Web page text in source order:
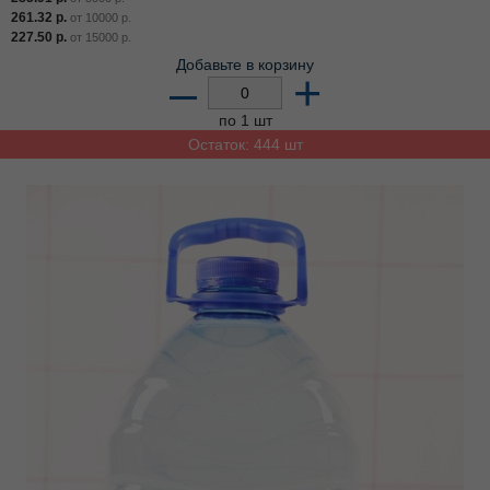
261.32 р. от 10000 р.
227.50 р. от 15000 р.
Добавьте в корзину
– +
по 1 шт
Остаток: 444 шт